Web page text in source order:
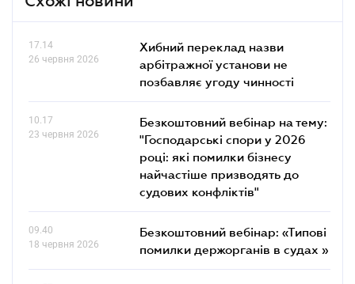
17.14
26 червня 2026
Хибний переклад назви
арбітражної установи не
позбавляє угоду чинності
10.17
23 червня 2026
Безкоштовний вебінар на тему:
"Господарські спори у 2026
році: які помилки бізнесу
найчастіше призводять до
судових конфліктів"
09.40
18 червня 2026
Безкоштовний вебінар: «Типові
помилки держорганів в судах »